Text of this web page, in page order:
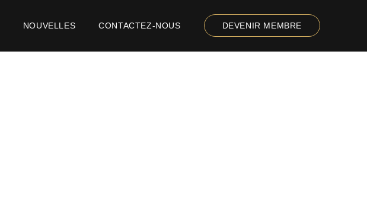
NOUVELLES CONTACTEZ-NOUS DEVENIR MEMBRE